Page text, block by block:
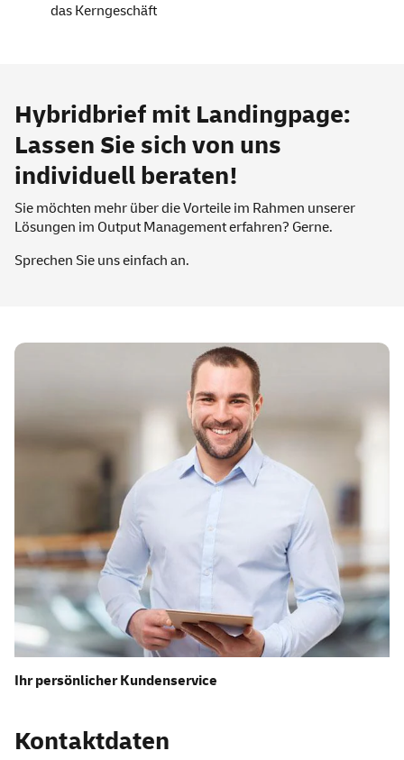
das Kerngeschäft
Hybridbrief mit Landingpage:
Lassen Sie sich von uns
individuell beraten!
Sie möchten mehr über die Vorteile im Rahmen unserer
Lösungen im Output Management erfahren? Gerne.
Sprechen Sie uns einfach an.
Ihr persönlicher Kundenservice
Kontaktdaten